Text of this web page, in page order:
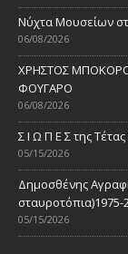
Νύχτα Μουσείων
06/08/2026
ΧΡΗΣΤΟΣ
ΦΟΥΓΑΡΟ
06/08/2026
Σ Ι Ω Π Ε Σ της
05/15/2026
Δημοσθένης
05/15/2026